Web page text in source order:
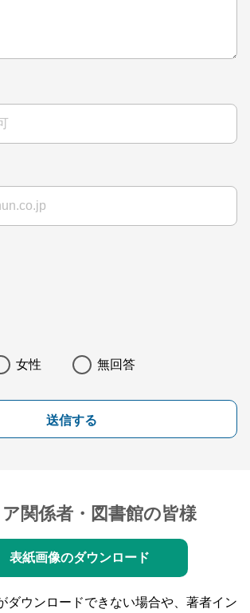
女性 無回答
送信する
関係者・図書館の皆様
表紙画像のダウンロード
ダウンロードできない場合や、著者イン